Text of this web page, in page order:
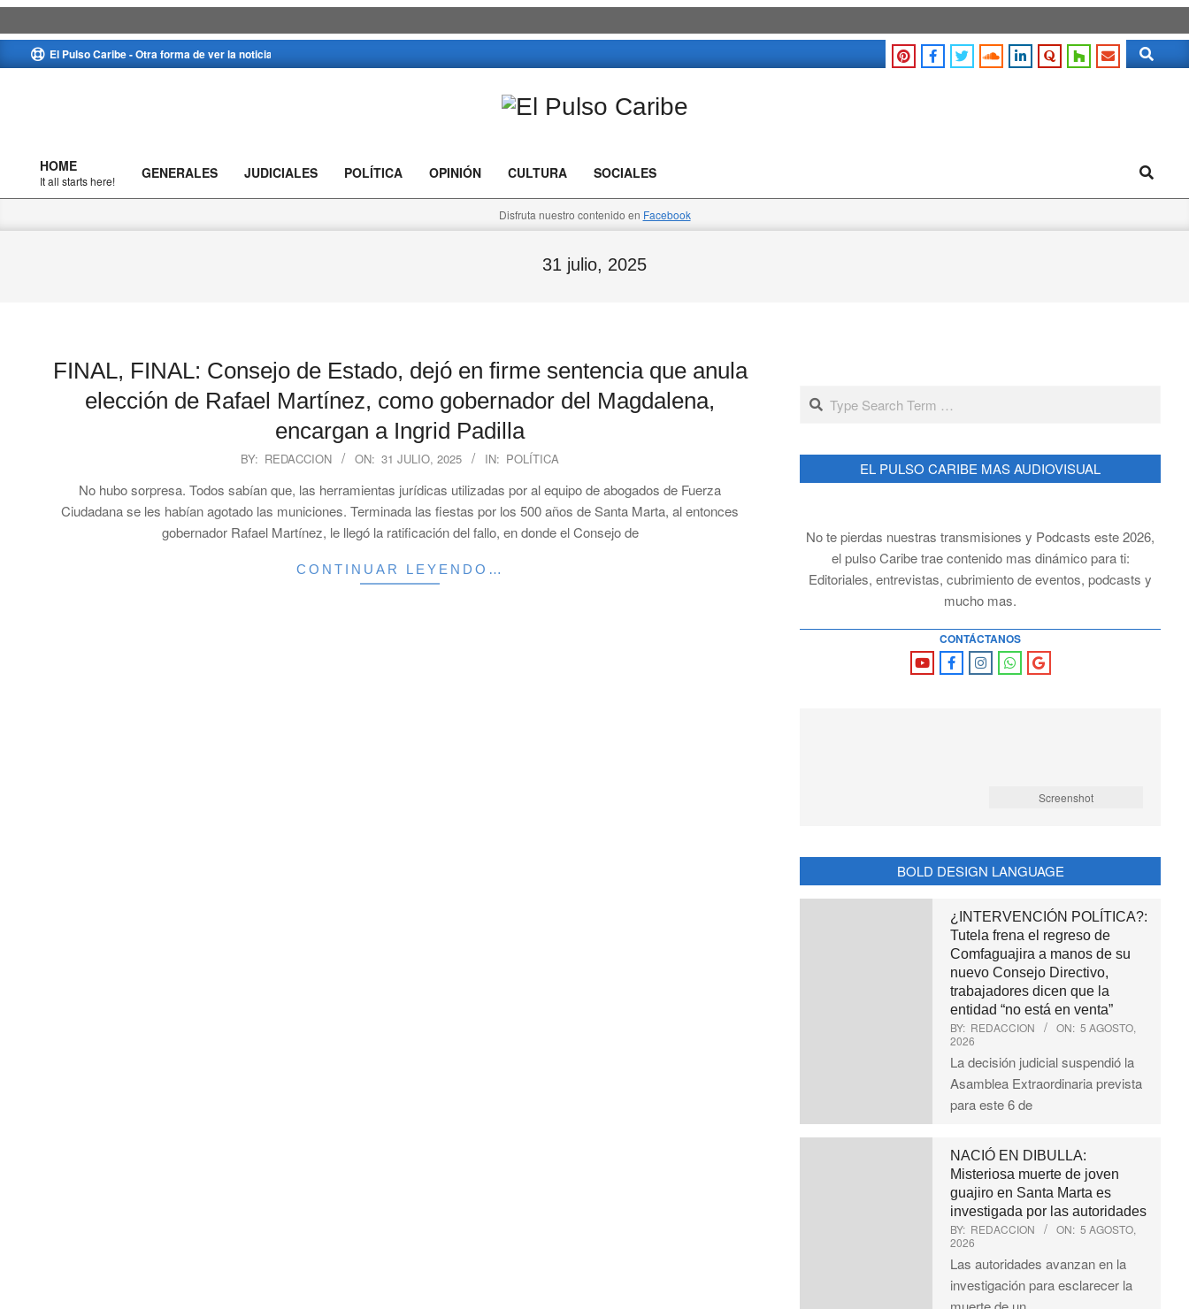
to
El Pulso Caribe - Otra forma de ver la noticia Search
Caribe
Primary
Navigation
HOME
It all starts here! GENERALES JUDICIALES POLÍTICA OPINIÓN CULTURA SOCIALES Search
Disfruta nuestro contenido en Facebook
31 julio, 2025
FINAL, FINAL: Consejo de Estado, dejó en firme sentencia que anula
elección de Rafael Martínez, como gobernador del Magdalena,
encargan a Ingrid Padilla
BY: REDACCION ON: 31 JULIO, 2025 IN: POLÍTICA
No hubo sorpresa. Todos sabían que, las herramientas jurídicas utilizadas por al equipo de abogados de Fuerza
Ciudadana se les habían agotado las municiones. Terminada las fiestas por los 500 años de Santa Marta, al entonces
gobernador Rafael Martínez, le llegó la ratificación del fallo, en donde el Consejo de
CONTINUAR LEYENDO…
Search
EL PULSO CARIBE MAS AUDIOVISUAL
No te pierdas nuestras transmisiones y Podcasts este 2026,
el pulso Caribe trae contenido mas dinámico para ti:
Editoriales, entrevistas, cubrimiento de eventos, podcasts y
mucho mas.
CONTÁCTANOS
Screenshot
BOLD DESIGN LANGUAGE
¿INTERVENCIÓN POLÍTICA?:
Tutela frena el regreso de
Comfaguajira a manos de su
nuevo Consejo Directivo,
trabajadores dicen que la
entidad “no está en venta”
BY: REDACCION ON: 5 AGOSTO,
2026
La decisión judicial suspendió la
Asamblea Extraordinaria prevista
para este 6 de
NACIÓ EN DIBULLA:
Misteriosa muerte de joven
guajiro en Santa Marta es
investigada por las autoridades
BY: REDACCION ON: 5 AGOSTO,
2026
Las autoridades avanzan en la
investigación para esclarecer la